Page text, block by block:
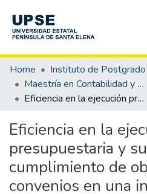
Communities & Collections
All of DSpace
Statistics
Home
Instituto de Postgrado
Maestría en Contabilidad y Auditoría
Eficiencia en la ejecución presupuestaria y su incidencia en el cumplimiento de objetivos de los convenios en una institución pública del Ecuador, periodo 2022 - 2024
Eficiencia en la
presupuestaria y
cumplimiento de
convenios en una